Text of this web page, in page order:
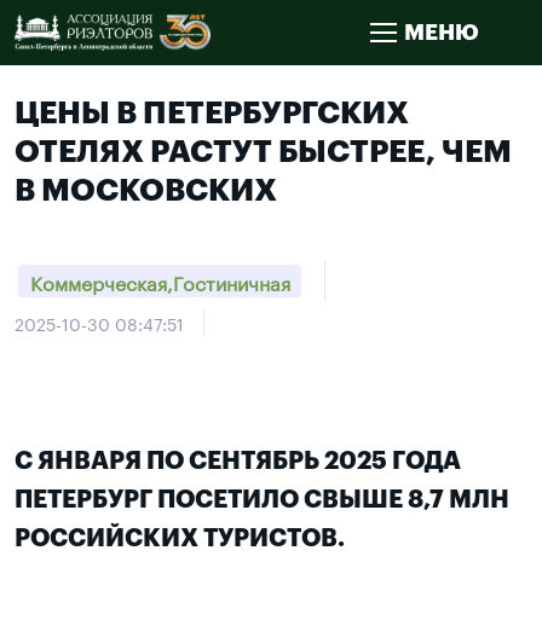
МЕНЮ
ЦЕНЫ В ПЕТЕРБУРГСКИХ
ОТЕЛЯХ РАСТУТ БЫСТРЕЕ, ЧЕМ
В МОСКОВСКИХ
Коммерческая,Гостиничная
2025-10-30 08:47:51
С ЯНВАРЯ ПО СЕНТЯБРЬ 2025 ГОДА
ПЕТЕРБУРГ ПОСЕТИЛО СВЫШЕ 8,7 МЛН
РОССИЙСКИХ ТУРИСТОВ.